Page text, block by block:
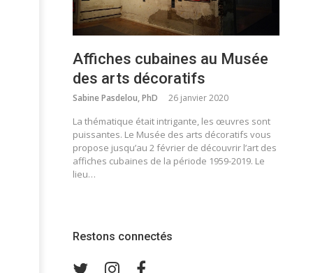
Affiches cubaines au Musée
des arts décoratifs
Sabine Pasdelou, PhD 26 janvier 2020
La thématique était intrigante, les œuvres sont
puissantes. Le Musée des arts décoratifs vous
propose jusqu’au 2 février de découvrir l’art des
affiches cubaines de la période 1959-2019. Le
lieu…
Restons connectés
TwitterInstagram